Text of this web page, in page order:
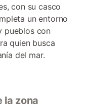
con su casco
un entorno
pueblos con
quien busca
del mar.
la zona